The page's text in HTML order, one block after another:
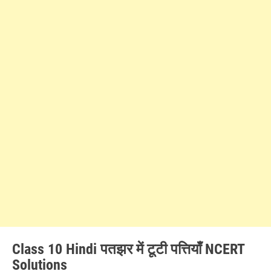
Class 10 Hindi पतझर में टूटी पत्तियाँ NCERT
Solutions